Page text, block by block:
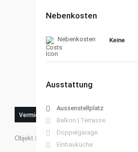
Vermietet
Objekt ID: 0100213
Nebenkosten
Nebenkosten Keine
Ausstattung
Aussenstellplatz
Balkon | Terrasse
Doppelgarage
Einbauküche